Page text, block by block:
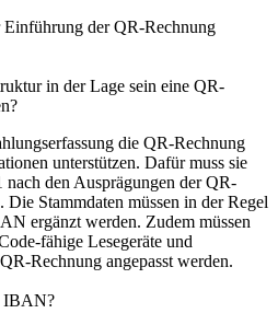
Einführung der QR-Rechnung
in der Lage sein eine QR-
die QR-Rechnung
unterstützen. Dafür muss sie
den Ausprägungen der QR-
Stammdaten müssen in der Regel
ergänzt werden. Zudem müssen
fähige Lesegeräte und
Rechnung angepasst werden.
IBAN?